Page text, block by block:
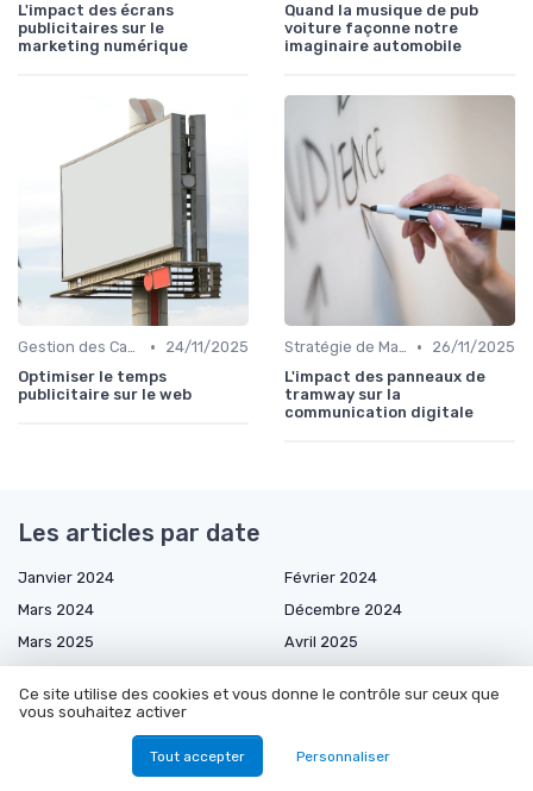
L'impact des écrans
publicitaires sur le
marketing numérique
Quand la musique de pub
voiture façonne notre
imaginaire automobile
Gestion des Campagnes Publicitaires •
24/11/2025
Optimiser le temps
publicitaire sur le web
Stratégie de Marketing Digital •
26/11/2025
L'impact des panneaux de
tramway sur la
communication digitale
Les articles par date
Janvier 2024
Février 2024
Mars 2024
Décembre 2024
Mars 2025
Avril 2025
Juillet 2025
Septembre 2025
Novembre 2025
Ce site utilise des cookies et vous donne le contrôle sur ceux que
vous souhaitez activer
Tout accepter Personnaliser